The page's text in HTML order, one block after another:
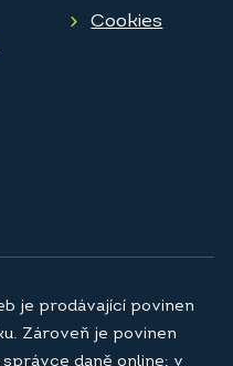
Cookies
je prodávající povinen
Zároveň je povinen
daně online; v